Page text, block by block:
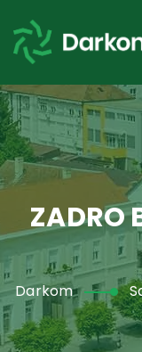
07 - 15 h
043 /440
ZADRO
Darkom